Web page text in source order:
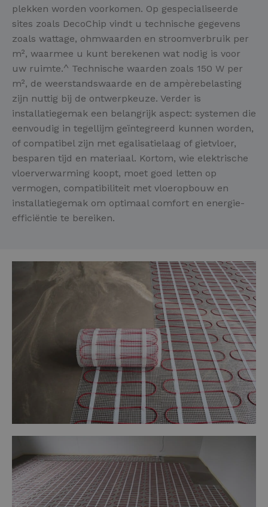
plekken worden voorkomen. Op gespecialiseerde
sites zoals DecoChip vindt u technische gegevens
zoals wattage, ohmwaarden en stroomverbruik per
m², waarmee u kunt berekenen wat nodig is voor
uw ruimte.^ Technische waarden zoals 150 W per
m², de weerstandswaarde en de ampèrebelasting
zijn nuttig bij de ontwerpkeuze. Verder is
installatiegemak een belangrijk aspect: systemen die
eenvoudig in tegellijm geïntegreerd kunnen worden,
of compatibel zijn met egalisatielaag of gietvloer,
besparen tijd en materiaal. Kortom, wie elektrische
vloerverwarming koopt, moet goed letten op
vermogen, compatibiliteit met vloeropbouw en
installatiegemak om optimaal comfort en energie-
efficiëntie te bereiken.